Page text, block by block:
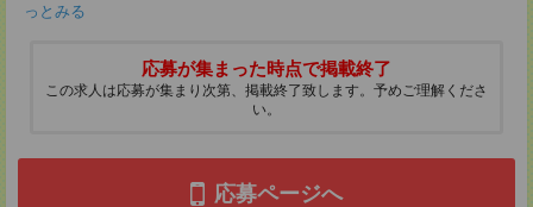
っとみる
応募が集まった時点で掲載終了
この求人は応募が集まり次第、掲載終了致します。予めご理解くださ
い。
応募ページへ